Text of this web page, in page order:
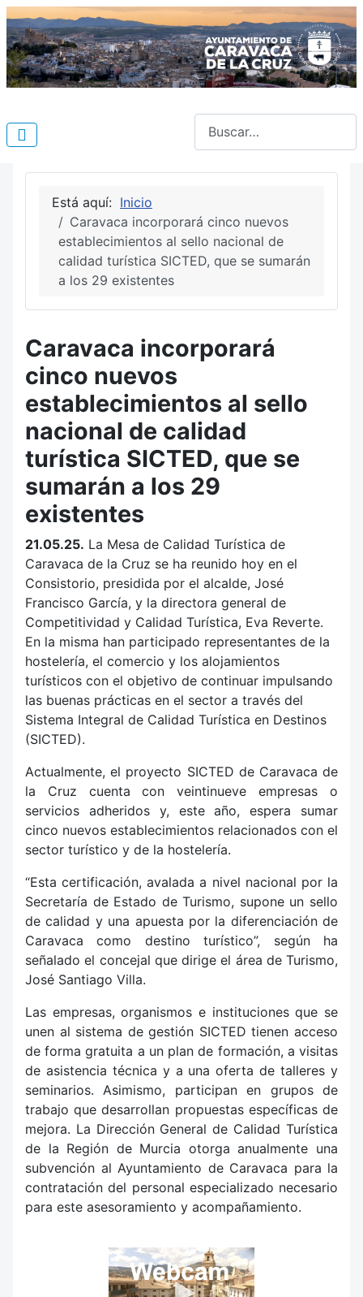
Está aquí: Inicio
Caravaca incorporará cinco nuevos
establecimientos al sello nacional de
calidad turística SICTED, que se sumarán
a los 29 existentes
Caravaca incorporará
cinco nuevos
establecimientos al sello
nacional de calidad
turística SICTED, que se
sumarán a los 29
existentes
21.05.25. La Mesa de Calidad Turística de
Caravaca de la Cruz se ha reunido hoy en el
Consistorio, presidida por el alcalde, José
Francisco García, y la directora general de
Competitividad y Calidad Turística, Eva Reverte.
En la misma han participado representantes de la
hostelería, el comercio y los alojamientos
turísticos con el objetivo de continuar impulsando
las buenas prácticas en el sector a través del
Sistema Integral de Calidad Turística en Destinos
(SICTED).
Actualmente, el proyecto SICTED de Caravaca de
la Cruz cuenta con veintinueve empresas o
servicios adheridos y, este año, espera sumar
cinco nuevos establecimientos relacionados con el
sector turístico y de la hostelería.
“Esta certificación, avalada a nivel nacional por la
Secretaría de Estado de Turismo, supone un sello
de calidad y una apuesta por la diferenciación de
Caravaca como destino turístico”, según ha
señalado el concejal que dirige el área de Turismo,
José Santiago Villa.
Las empresas, organismos e instituciones que se
unen al sistema de gestión SICTED tienen acceso
de forma gratuita a un plan de formación, a visitas
de asistencia técnica y a una oferta de talleres y
seminarios. Asimismo, participan en grupos de
trabajo que desarrollan propuestas específicas de
mejora. La Dirección General de Calidad Turística
de la Región de Murcia otorga anualmente una
subvención al Ayuntamiento de Caravaca para la
contratación del personal especializado necesario
para este asesoramiento y acompañamiento.